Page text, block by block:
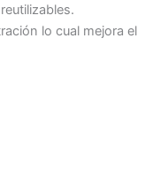
lo cual mejora el